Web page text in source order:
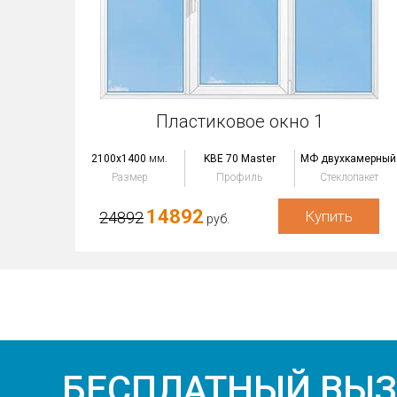
Пластиковое окно 1
2100x1400 мм.
Размер
KBE 70 Master
Профиль
МФ двухкамерный
Стеклопакет
2489214892 руб. Купить